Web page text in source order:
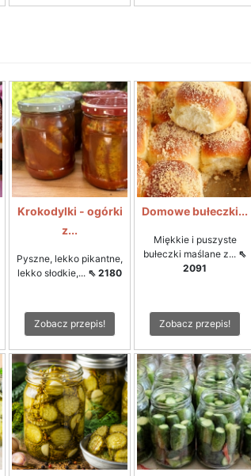
Krokodylki - ogórki
z...
Pyszne, lekko pikantne,
lekko słodkie,... ⇖ 2180
Zobacz przepis!
Domowe bułeczki...
Miękkie i puszyste
bułeczki maślane z... ⇖
2091
Zobacz przepis!